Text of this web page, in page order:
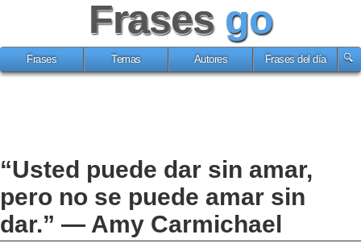
Frases go
Frases Temas Autores Frases del día
“Usted puede dar sin amar,
pero no se puede amar sin
dar.” — Amy Carmichael